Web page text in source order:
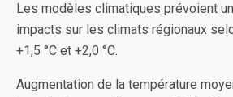
Les modèles climatiques prévoient
impacts sur les climats régionaux
+1,5 °C et +2,0 °C.
Augmentation de la température